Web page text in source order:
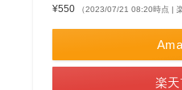
¥550
（2023/07/21 08:20時点 |
楽